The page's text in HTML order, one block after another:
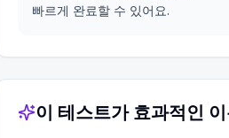
빠르게 완료할 수 있어요.
이 테스트가 효과적인